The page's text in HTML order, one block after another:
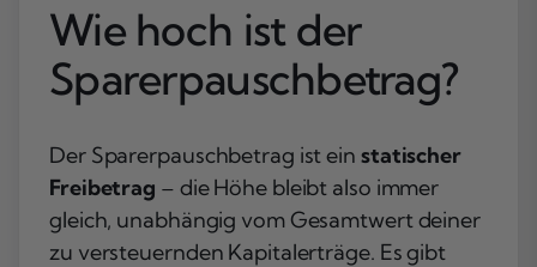
Wie hoch ist der
Sparerpauschbetrag?
Der Sparerpauschbetrag ist ein statischer
Freibetrag – die Höhe bleibt also immer
gleich, unabhängig vom Gesamtwert deiner
zu versteuernden Kapitalerträge. Es gibt